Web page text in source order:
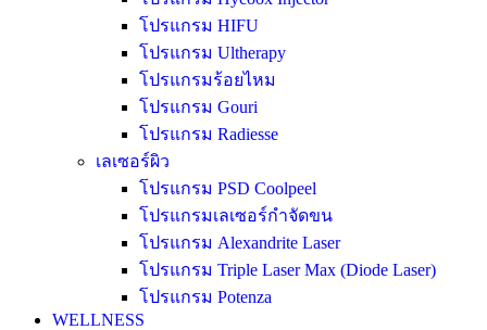
โปรแกรม HIFU
โปรแกรม Ultherapy
โปรแกรมร้อยไหม
โปรแกรม Gouri
โปรแกรม Radiesse
เลเซอร์ผิว
โปรแกรม PSD Coolpeel
โปรแกรมเลเซอร์กำจัดขน
โปรแกรม Alexandrite Laser
โปรแกรม Triple Laser Max (Diode Laser)
โปรแกรม Potenza
WELLNESS